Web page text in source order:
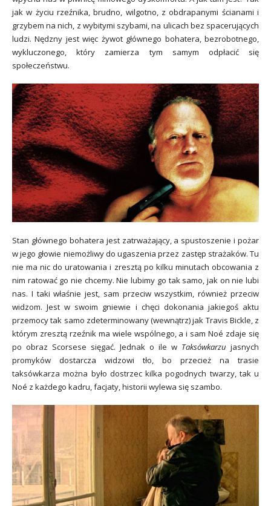
jak w życiu rzeźnika, brudno, wilgotno, z obdrapanymi ścianami i
grzybem na nich, z wybitymi szybami, na ulicach bez spacerujących
ludzi. Nędzny jest więc żywot głównego bohatera, bezrobotnego,
wykluczonego, który zamierza tym samym odpłacić się
społeczeństwu.
Stan głównego bohatera jest zatrważający, a spustoszenie i pożar
w jego głowie niemożliwy do ugaszenia przez zastęp strażaków. Tu
nie ma nic do uratowania i zresztą po kilku minutach obcowania z
nim ratować go nie chcemy. Nie lubimy go tak samo, jak on nie lubi
nas. I taki właśnie jest, sam przeciw wszystkim, również przeciw
widzom. Jest w swoim gniewie i chęci dokonania jakiegoś aktu
przemocy tak samo zdeterminowany (wewnątrz) jak Travis Bickle, z
którym zresztą rzeźnik ma wiele wspólnego, a i sam Noé zdaje się
po obraz Scorsese sięgać. Jednak o ile w Taksówkarzu jasnych
promyków dostarcza widzowi tło, bo przecież na trasie
taksówkarza można było dostrzec kilka pogodnych twarzy, tak u
Noé z każdego kadru, facjaty, historii wylewa się szambo.